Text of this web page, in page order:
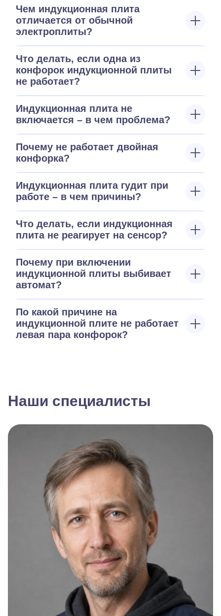
Чем индукционная плита
отличается от обычной
электроплиты?
Что делать, если одна из
конфорок индукционной плиты
не работает?
Индукционная плита не
включается – в чем проблема?
Почему не работает двойная
конфорка?
Индукционная плита гудит при
работе – в чем причины?
Что делать, если индукционная
плита не реагирует на сенсор?
Почему при включении
индукционной плиты выбивает
автомат?
По какой причине на
индукционной плите не работает
левая пара конфорок?
Наши специалисты